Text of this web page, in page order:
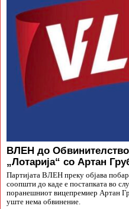
ВЛЕН до
„Лотарија“ со Артан
Партијата ВЛЕН преку објава
соопшти до каде е постапката во
поранешниот вицепремиер Артан
уште нема обвинение.